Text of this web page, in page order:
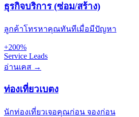
ธุรกิจบริการ (ซ่อม/สร้าง)
ลูกค้าโทรหาคุณทันทีเมื่อมีปัญหา
+200%
Service Leads
อ่านเคส →
ท่องเที่ยวเบตง
นักท่องเที่ยวเจอคุณก่อน จองก่อน